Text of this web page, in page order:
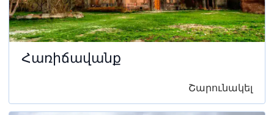
Հառիճավանք
Շարունակել